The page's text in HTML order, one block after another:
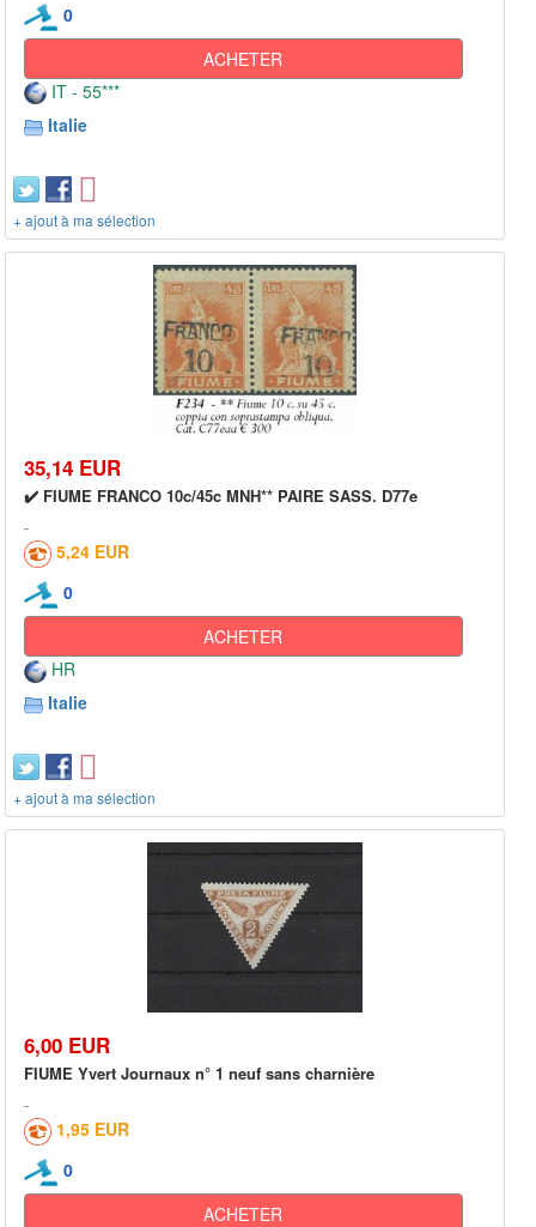
0
ACHETER
IT - 55***
Italie
+ ajout à ma sélection
35,14 EUR
✔️ FIUME FRANCO 10c/45c MNH** PAIRE SASS. D77e
5,24 EUR
0
ACHETER
HR
Italie
+ ajout à ma sélection
6,00 EUR
FIUME Yvert Journaux n° 1 neuf sans charnière
1,95 EUR
0
ACHETER